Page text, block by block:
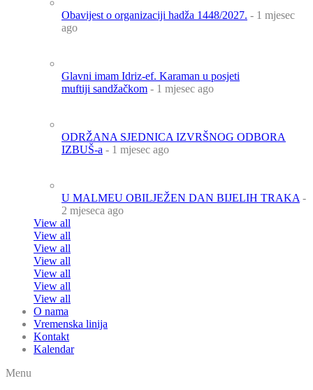
Obavijest o organizaciji hadža 1448/2027. - 1 mjesec
ago
Glavni imam Idriz-ef. Karaman u posjeti
muftiji sandžačkom - 1 mjesec ago
ODRŽANA SJEDNICA IZVRŠNOG ODBORA
IZBUŠ-a - 1 mjesec ago
U MALMEU OBILJEŽEN DAN BIJELIH TRAKA -
2 mjeseca ago
View all
View all
View all
View all
View all
View all
View all
O nama
Vremenska linija
Kontakt
Kalendar
Menu